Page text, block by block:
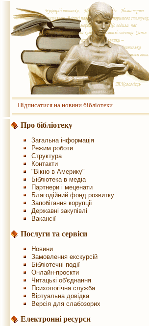
Підписатися на новини бібліотеки
Про бібліотеку
Загальна інформація
Режим роботи
Структура
Контакти
"Вікно в Америку"
Бібліотека в медіа
Партнери і меценати
Благодійний фонд розвитку
Запобігання корупції
Державні закупівлі
Вакансії
Послуги та сервіси
Новини
Замовлення екскурсій
Бібліотечні події
Онлайн-проєкти
Читацькі об'єднання
Психологічна служба
Віртуальна довідка
Версія для слабозорих
Електронні ресурси